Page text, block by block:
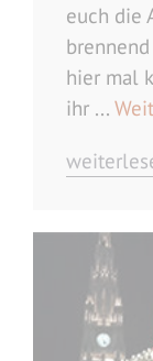
euch die
hier mal
ihr ...